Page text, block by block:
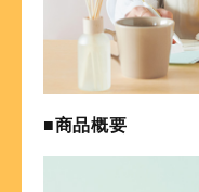
■商品概要